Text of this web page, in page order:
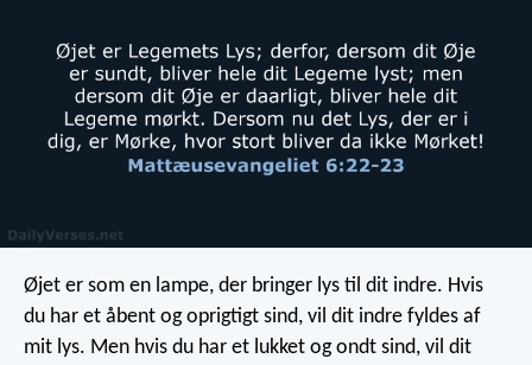
Øjet er som en lampe, der bringer lys til dit indre. Hvis
du har et åbent og oprigtigt sind, vil dit indre fyldes af
mit lys. Men hvis du har et lukket og ondt sind, vil dit